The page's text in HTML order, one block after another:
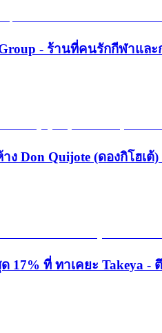
- ร้านที่คนรักกีฬาแล
ง Don Quijote (ดองกิโฮเ
17% ที่ ทาเคยะ Takeya